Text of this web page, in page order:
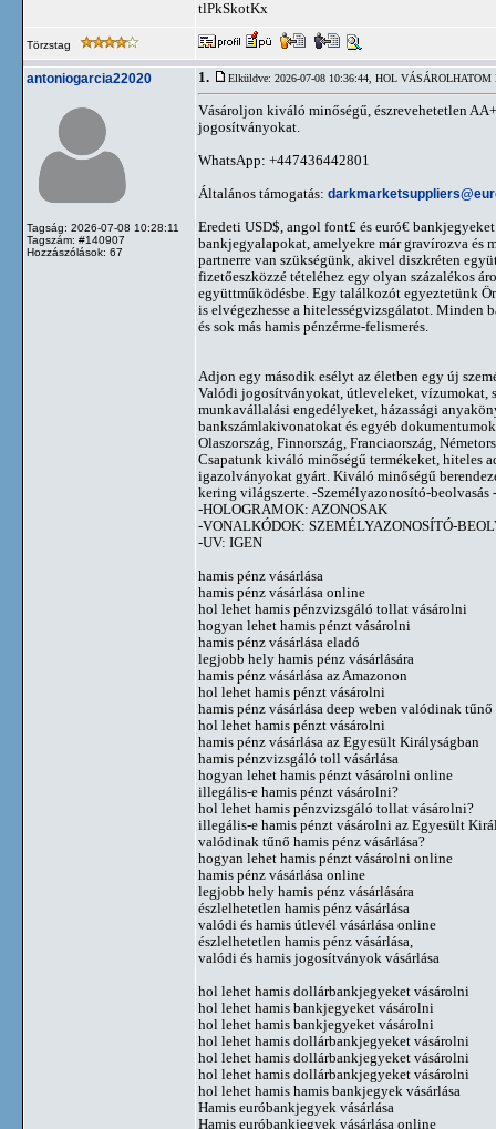
tlPkSkotKx
Törzstag
antoniogarcia22020
Tagság: 2026-07-08 10:28:11
Tagszám: #140907
Hozzászólások: 67
1. Elküldve: 2026-07-08 10:36:44, HOL VÁSÁROLHATOM
Vásároljon kiváló minőségű, észrevehetetlen
jogosítványokat.
WhatsApp: +447436442801
Általános támogatás:
Eredeti USD$, angol font£ és euró€
bankjegyalapokat, amelyekre már gravírozva és
partnerre van szükségünk, akivel diszkréten
fizetőeszközzé tételéhez egy olyan százalékos
együttműködésbe. Egy találkozót egyeztetünk
is elvégezhesse a hitelességvizsgálatot. Minden
és sok más hamis pénzérme-felismerés.
Adjon egy második esélyt az életben egy új
Valódi jogosítványokat, útleveleket, vízumokat,
munkavállalási engedélyeket, házassági
bankszámlakivonatokat és egyéb
Olaszország, Finnország, Franciaország,
Csapatunk kiváló minőségű termékeket, hiteles
igazolványokat gyárt. Kiváló minőségű
kering világszerte. -Személyazonosító-beolvasás
-HOLOGRAMOK: AZONOSAK
-VONALKÓDOK: SZEMÉLYAZONOSÍTÓ-
-UV: IGEN
hamis pénz vásárlása
hamis pénz vásárlása online
hol lehet hamis pénzvizsgáló tollat ​​vásárolni
hogyan lehet hamis pénzt vásárolni
hamis pénz vásárlása eladó
legjobb hely hamis pénz vásárlására
hamis pénz vásárlása az Amazonon
hol lehet hamis pénzt vásárolni
hamis pénz vásárlása deep weben valódinak tűnő
hol lehet hamis pénzt vásárolni
hamis pénz vásárlása az Egyesült Királyságban
hamis pénzvizsgáló toll vásárlása
hogyan lehet hamis pénzt vásárolni online
illegális-e hamis pénzt vásárolni?
hol lehet hamis pénzvizsgáló tollat ​​vásárolni?
illegális-e hamis pénzt vásárolni az Egyesült
valódinak tűnő hamis pénz vásárlása?
hogyan lehet hamis pénzt vásárolni online
hamis pénz vásárlása online
legjobb hely hamis pénz vásárlására
észlelhetetlen hamis pénz vásárlása
valódi és hamis útlevél vásárlása online
észlelhetetlen hamis pénz vásárlása,
valódi és hamis jogosítványok vásárlása
hol lehet hamis dollárbankjegyeket vásárolni
hol lehet hamis bankjegyeket vásárolni
hol lehet hamis bankjegyeket vásárolni
hol lehet hamis dollárbankjegyeket vásárolni
hol lehet hamis dollárbankjegyeket vásárolni
hol lehet hamis dollárbankjegyeket vásárolni
hol lehet hamis hamis bankjegyek vásárlása
Hamis euróbankjegyek vásárlása
Hamis euróbankjegyek vásárlása online